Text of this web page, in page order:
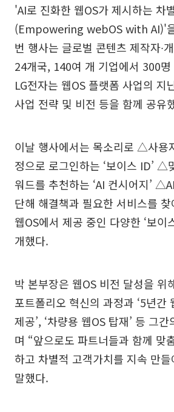
'AI로 진화한 웹OS가 제시하는 차
(Empowering webOS with AI)'
번 행사는 글로벌 콘텐츠 제작자∙
24개국, 140여 개 기업에서 300
LG전자는 웹OS 플랫폼 사업의 지
사업 전략 및 비전 등을 함께 공유
이날 행사에서는 목소리로 △사용
정으로 로그인하는 ‘보이스 ID’ △
워드를 추천하는 ‘AI 컨시어지’
단해 해결책과 필요한 서비스를 찾
웹OS에서 제공 중인 다양한 ‘보이
개했다.
박 본부장은 웹OS 비전 달성을 위
포트폴리오 혁신의 과정과 ‘5년간
제공’, ‘차량용 웹OS 탑재’ 등 그
며 “앞으로도 파트너들과 함께 맞
하고 차별적 고객가치를 지속 만
말했다.